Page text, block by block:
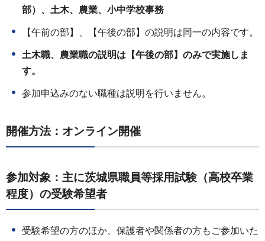
部）、土木、農業、小中学校事務
【午前の部】、【午後の部】の説明は同一の内容です。
土木職、農業職の説明は【午後の部】のみで実施しま
す。
参加申込みのない職種は説明を行いません。
開催方法：オンライン開催
参加対象：主に茨城県職員等採用試験（高校卒業
程度）の受験希望者
受験希望の方のほか、保護者や関係者の方もご参加いた